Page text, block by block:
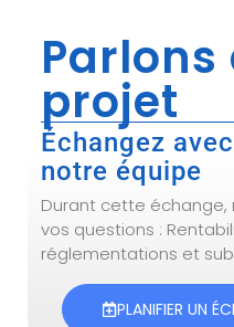
projet
Échangez
notre équipe
Durant cette
vos questions :
réglementations et
PLANIFIER UN